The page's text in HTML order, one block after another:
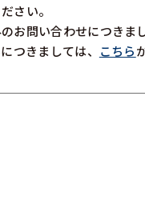
さい。
お問い合わせにつきま
つきましては、 こちら